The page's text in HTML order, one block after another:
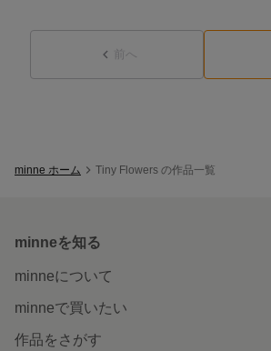
前へ
minne ホーム Tiny Flowers の作品一覧
minneを知る
minneについて
minneで買いたい
作品をさがす